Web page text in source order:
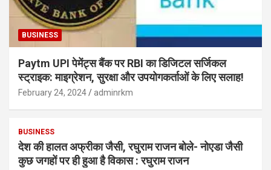
BUSINESS
Paytm UPI पेमेंट्स बैंक पर RBI का डिजिटल सर्जिकल
स्ट्राइक: माइग्रेशन, सुरक्षा और उपयोगकर्ताओं के लिए सलाह!
February 24, 2024 adminrkm
BUSINESS
देश की हालत अफ्रीका जैसी, रघुराम राजन बोले- नोएडा जैसी
कुछ जगहों पर ही हुआ है विकास : रघुराम राजन